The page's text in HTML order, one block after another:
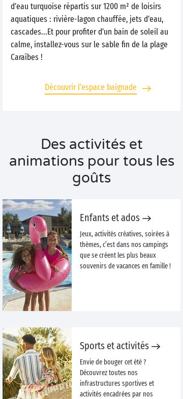
d’eau turquoise répartis sur 1200 m² de loisirs
aquatiques : rivière-lagon chauffée, jets d’eau,
cascades...Et pour profiter d’un bain de soleil au
calme, installez-vous sur le sable fin de la plage
Caraïbes !
Découvrir l'espace baignade
Des activités et
animations pour tous les
goûts
Enfants et ados
Jeux, activités créatives, soirées à
thèmes, c’est dans nos campings
que se créent les plus beaux
souvenirs de vacances en famille !
Sports et activités
Envie de bouger cet été ?
Découvrez toutes nos
infrastructures sportives et
activités encadrées par nos